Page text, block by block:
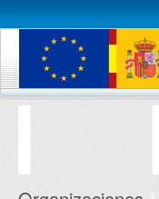
Conjuntos de datos